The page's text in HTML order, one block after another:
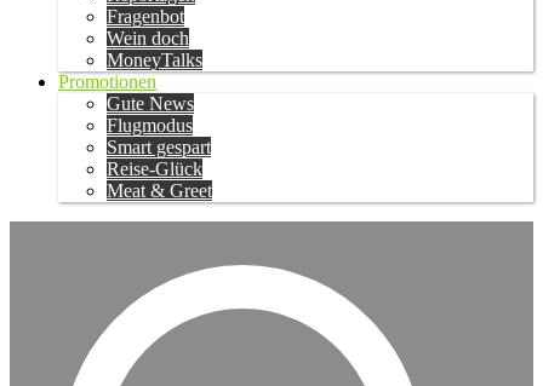
Fragenbot
Wein doch
MoneyTalks
Promotionen
Gute News
Flugmodus
Smart gespart
Reise-Glück
Meat & Greet